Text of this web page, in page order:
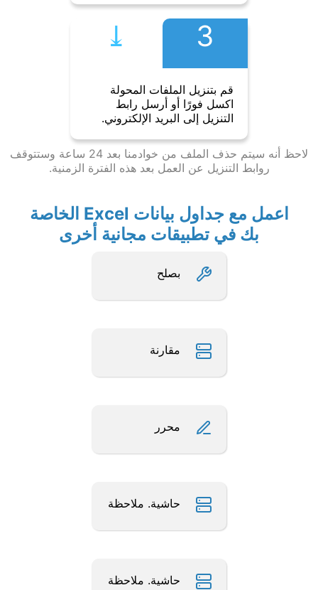
3
⤓︎
قم بتنزيل الملفات المحولة
اكسل فورًا أو أرسل رابط
التنزيل إلى البريد الإلكتروني.
لاحظ أنه سيتم حذف الملف من خوادمنا بعد 24 ساعة وستتوقف
روابط التنزيل عن العمل بعد هذه الفترة الزمنية.
اعمل مع جداول بيانات Excel الخاصة
بك في تطبيقات مجانية أخرى
بصلح
مقارنة
محرر
حاشية. ملاحظة
حاشية. ملاحظة